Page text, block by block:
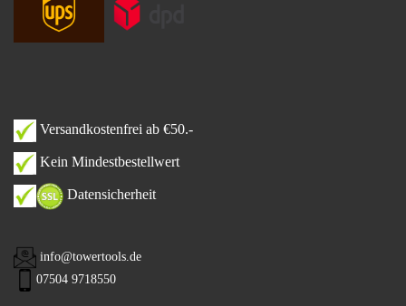
Versandkostenfrei ab €50.-
Kein Mindestbestellwert
Datensicherheit
info@towertools.de
07504 9718550